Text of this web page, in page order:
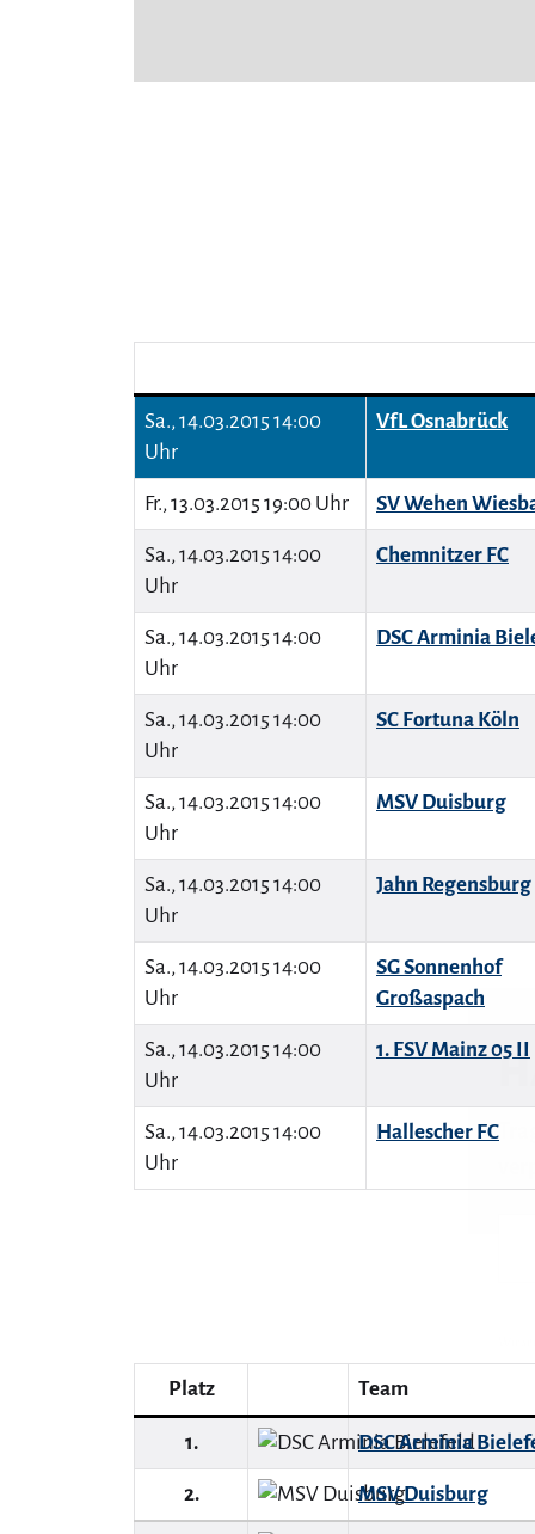
Sa., 14.03.2015 14:00
Uhr
VfL Osnabrück
Fr., 13.03.2015 19:00 Uhr SV Wehen
Sa., 14.03.2015 14:00
Uhr
Chemnitzer FC
Sa., 14.03.2015 14:00
Uhr
DSC Arminia
Sa., 14.03.2015 14:00
Uhr
SC Fortuna Köln
Sa., 14.03.2015 14:00
Uhr
MSV Duisburg
Sa., 14.03.2015 14:00
Uhr
Jahn Regensburg
Sa., 14.03.2015 14:00
Uhr
SG Sonnenhof
Großaspach
Sa., 14.03.2015 14:00
Uhr
1. FSV Mainz 05 II
Sa., 14.03.2015 14:00
Uhr
Hallescher FC
Platz Team
1. DSC Arminia
2. MSV Duisburg